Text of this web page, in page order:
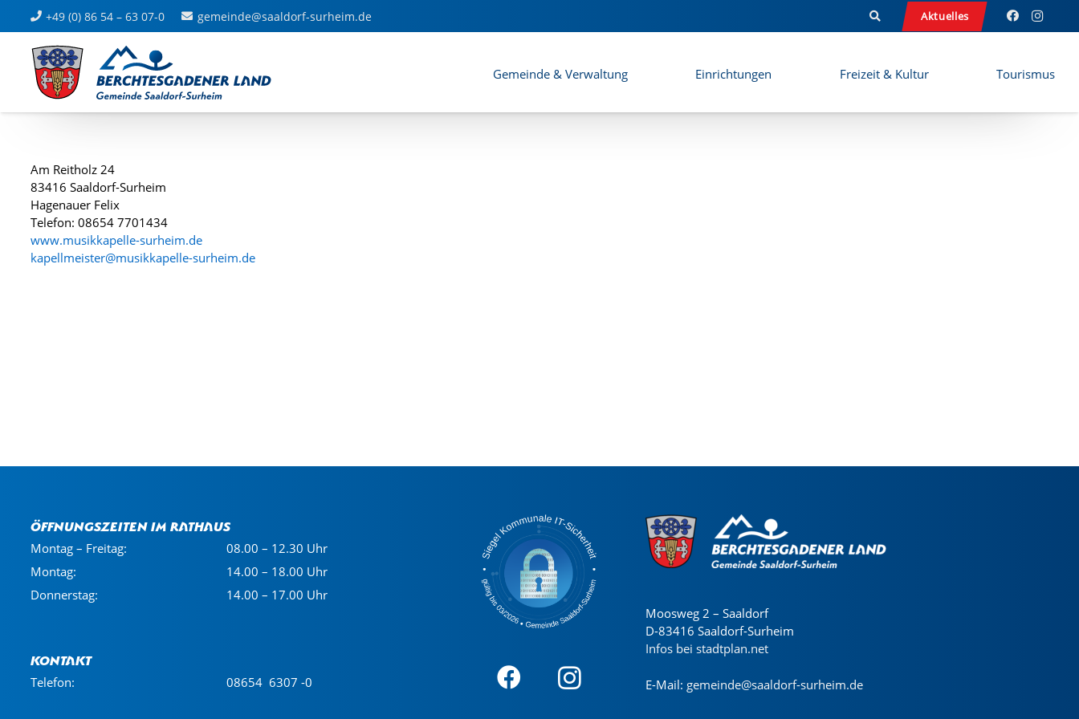
+49 (0) 86 54 – 63 07-0 gemeinde@saaldorf-surheim.de Aktuelles
Gemeinde & Verwaltung Einrichtungen Freizeit & Kultur Tourismus
Am Reitholz 24
83416 Saaldorf-Surheim
Hagenauer Felix
Telefon: 08654 7701434
www.musikkapelle-surheim.de
kapellmeister@musikkapelle-surheim.de
Öffnungszeiten im Rathaus
Montag – Freitag:
08.00 – 12.30 Uhr
Montag:
14.00 – 18.00 Uhr
Donnerstag:
14.00 – 17.00 Uhr
Kontakt
Telefon: 08654 6307 -0
Moosweg 2 – Saaldorf
D-83416 Saaldorf-Surheim
Infos bei stadtplan.net
E-Mail: gemeinde@saaldorf-surheim.de